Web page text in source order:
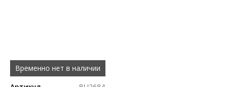
Временно нет в наличии